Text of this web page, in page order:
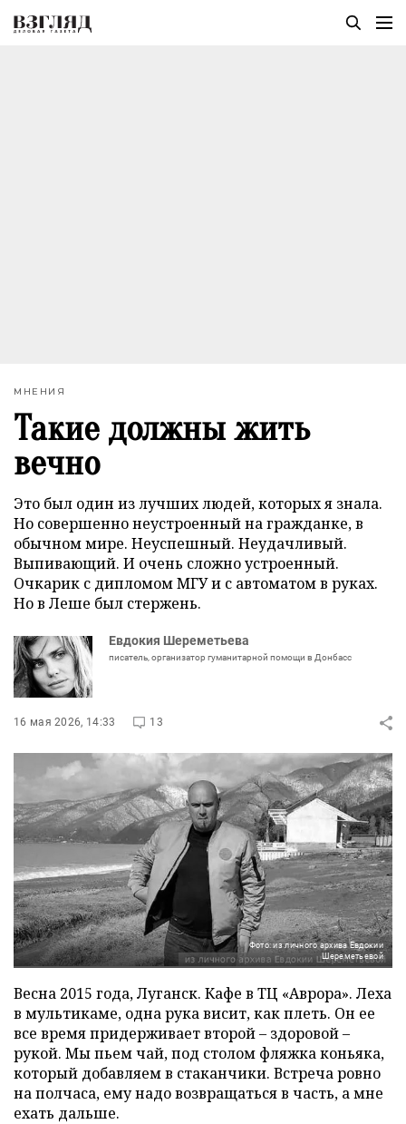
МНЕНИЯ
Такие должны жить
вечно
Это был один из лучших людей, которых я знала.
Но совершенно неустроенный на гражданке, в
обычном мире. Неуспешный. Неудачливый.
Выпивающий. И очень сложно устроенный.
Очкарик с дипломом МГУ и с автоматом в руках.
Но в Леше был стержень.
Евдокия Шереметьева
писатель, организатор гуманитарной помощи в Донбасс
16 мая 2026, 14:33 13
Фото: из личного архива Евдокии
Шереметьевой
Весна 2015 года, Луганск. Кафе в ТЦ «Аврора». Леха
в мультикаме, одна рука висит, как плеть. Он ее
все время придерживает второй – здоровой –
рукой. Мы пьем чай, под столом фляжка коньяка,
который добавляем в стаканчики. Встреча ровно
на полчаса, ему надо возвращаться в часть, а мне
ехать дальше.